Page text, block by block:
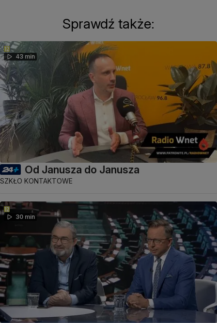
Sprawdź także:
43 min
Od Janusza do Janusza
SZKŁO KONTAKTOWE
30 min